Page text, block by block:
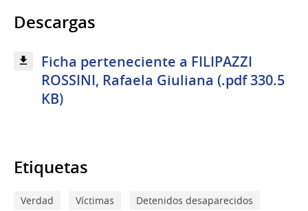
Descargas
Ficha perteneciente a FILIPAZZI
ROSSINI, Rafaela Giuliana (.pdf 330.5
KB)
Etiquetas
Verdad Víctimas
Detenidos desaparecidos